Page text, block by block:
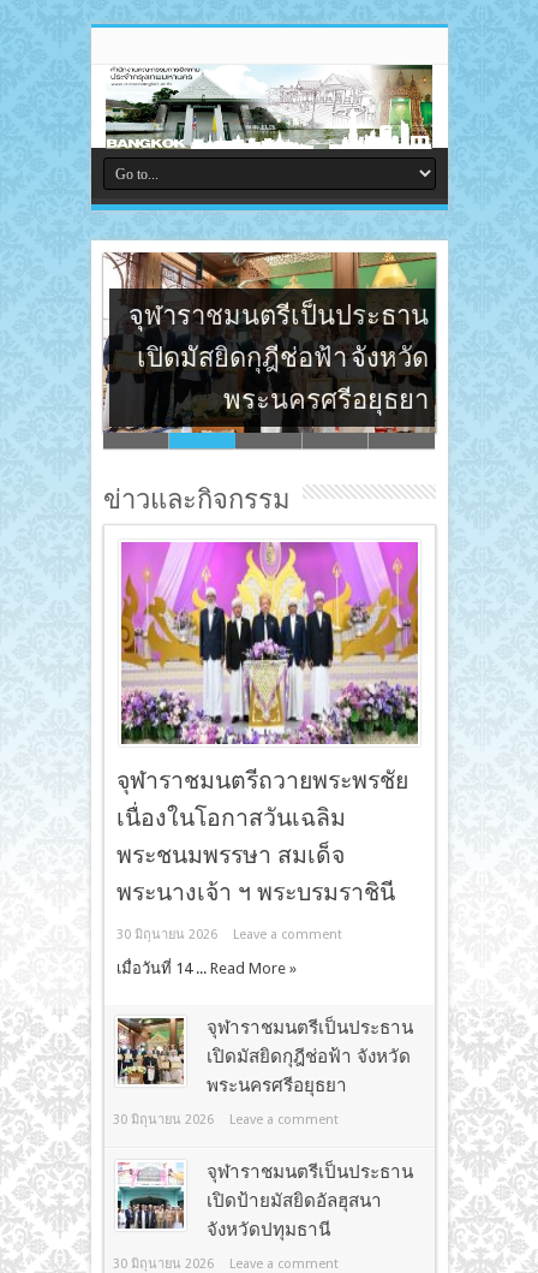
จุฬาราชมนตรีเป็นประธาน
เปิดมัสยิดกุฎีช่อฟ้า จังหวัด
พระนครศรีอยุธยา
ข่าวและกิจกรรม
จุฬาราชมนตรีถวายพระพรชัย
เนื่องในโอกาสวันเฉลิม
พระชนมพรรษา สมเด็จ
พระนางเจ้า ฯ พระบรมราชินี
30 มิถุนายน 2026 Leave a comment
เมื่อวันที่ 14 ... Read More »
จุฬาราชมนตรีเป็นประธาน
เปิดมัสยิดกุฎีช่อฟ้า จังหวัด
พระนครศรีอยุธยา
30 มิถุนายน 2026 Leave a comment
จุฬาราชมนตรีเป็นประธาน
เปิดป้ายมัสยิดอัลฮุสนา
จังหวัดปทุมธานี
30 มิถุนายน 2026 Leave a comment